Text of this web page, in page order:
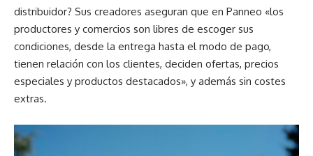
distribuidor? Sus creadores aseguran que en Panneo «los
productores y comercios son libres de escoger sus
condiciones, desde la entrega hasta el modo de pago,
tienen relación con los clientes, deciden ofertas, precios
especiales y productos destacados», y además sin costes
extras.